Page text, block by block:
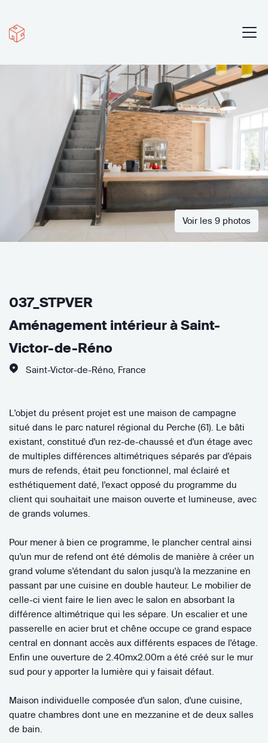
Voir les 9 photos
037_STPVER
Aménagement intérieur à Saint-
Victor-de-Réno
Saint-Victor-de-Réno France
L'objet du présent projet est une maison de campagne
situé dans le parc naturel régional du Perche (61). Le bâti
existant, constitué d'un rez-de-chaussé et d'un étage avec
de multiples différences altimétriques séparés par d'épais
murs de refends, était peu fonctionnel, mal éclairé et
esthétiquement daté, l'exact opposé du programme du
client qui souhaitait une maison ouverte et lumineuse, avec
de grands volumes.
Pour mener à bien ce programme, le plancher central ainsi
qu'un mur de refend ont été démolis de manière à créer un
grand volume s'étendant du salon jusqu'à la mezzanine en
passant par une cuisine en double hauteur. Le mobilier de
celle-ci vient faire le lien avec le salon en absorbant la
différence altimétrique qui les sépare. Un escalier et une
passerelle en acier brut et chêne occupe ce grand espace
central en donnant accès aux différents espaces de l'étage.
Enfin une ouverture de 2.40mx2.00m a été créé sur le mur
sud pour y apporter la lumière qui y faisait défaut.
Maison individuelle composée d'un salon, d'une cuisine,
quatre chambres dont une en mezzanine et de deux salles
de bain.